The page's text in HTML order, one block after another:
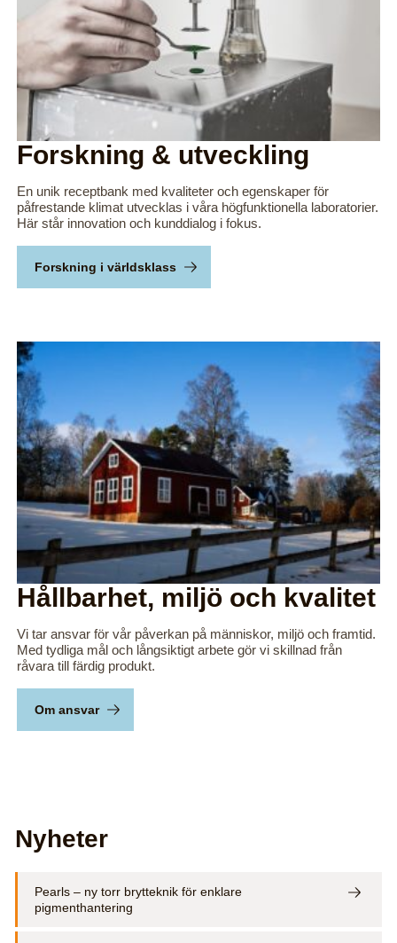
Forskning & utveckling
En unik receptbank med kvaliteter och egenskaper för
påfrestande klimat utvecklas i våra högfunktionella laboratorier.
Här står innovation och kunddialog i fokus.
Forskning i världsklass
Hållbarhet, miljö och kvalitet
Vi tar ansvar för vår påverkan på människor, miljö och framtid.
Med tydliga mål och långsiktigt arbete gör vi skillnad från
råvara till färdig produkt.
Om ansvar
Nyheter
Pearls – ny torr brytteknik för enklare
pigmenthantering